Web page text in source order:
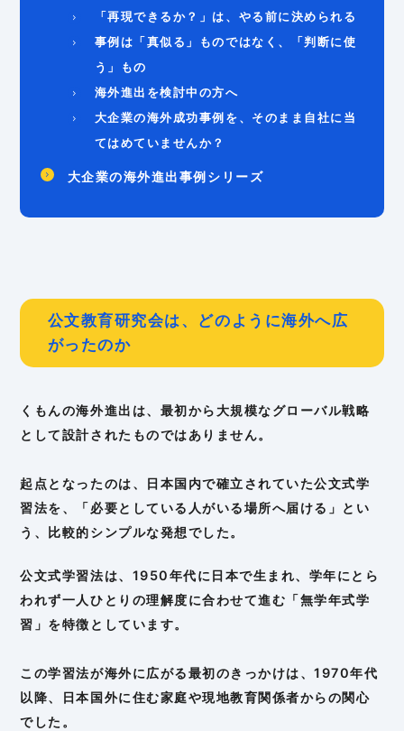
「再現できるか？」は、やる前に決められる
事例は「真似る」ものではなく、「判断に使
う」もの
海外進出を検討中の方へ
大企業の海外成功事例を、そのまま自社に当
てはめていませんか？
大企業の海外進出事例シリーズ
公文教育研究会は、どのように海外へ広
がったのか
くもんの海外進出は、最初から大規模なグローバル戦略
として設計されたものではありません。
起点となったのは、日本国内で確立されていた公文式学
習法を、「必要としている人がいる場所へ届ける」とい
う、比較的シンプルな発想でした。
公文式学習法は、1950年代に日本で生まれ、学年にとら
われず一人ひとりの理解度に合わせて進む「無学年式学
習」を特徴としています。
この学習法が海外に広がる最初のきっかけは、1970年代
以降、日本国外に住む家庭や現地教育関係者からの関心
でした。